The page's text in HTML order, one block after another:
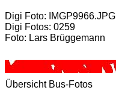
Digi Foto: IMGP9966.JPG
Digi Fotos: 0259
Foto: Lars Brüggemann
Übersicht Bus-Fotos